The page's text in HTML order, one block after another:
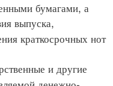
бумагами, а
выпуска,
краткосрочных нот
и другие